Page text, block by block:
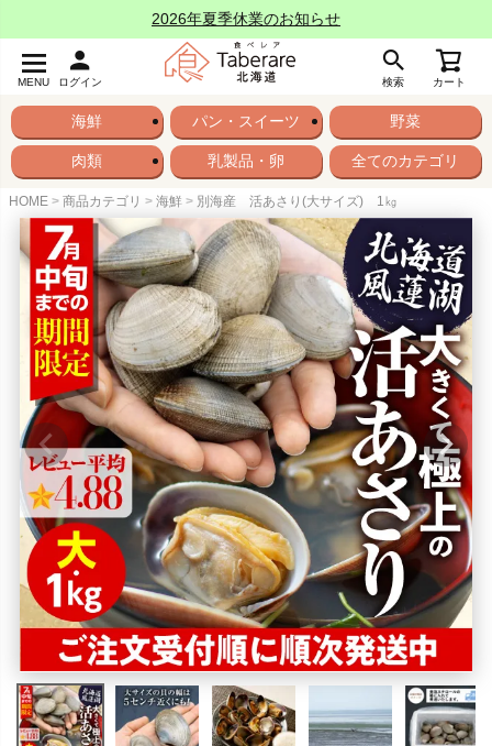
2026年夏季休業のお知らせ
MENU ログイン 検索 カート
海鮮 パン・スイーツ 野菜
肉類 乳製品・卵 全てのカテゴリ
HOME 商品カテゴリ 海鮮 別海産 活あさり(大サイズ) 1㎏